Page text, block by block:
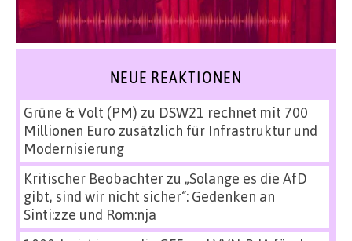
NEUE REAKTIONEN
Grüne & Volt (PM) zu DSW21 rechnet mit 700
Millionen Euro zusätzlich für Infrastruktur und
Modernisierung
Kritischer Beobachterzu „Solange es die AfD
gibt, sind wir nicht sicher“: Gedenken an
Sinti:zze und Rom:nja